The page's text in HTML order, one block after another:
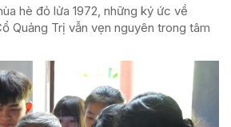
hè đỏ lửa 1972, những ký ức về
Quảng Trị vẫn vẹn nguyên trong tâm